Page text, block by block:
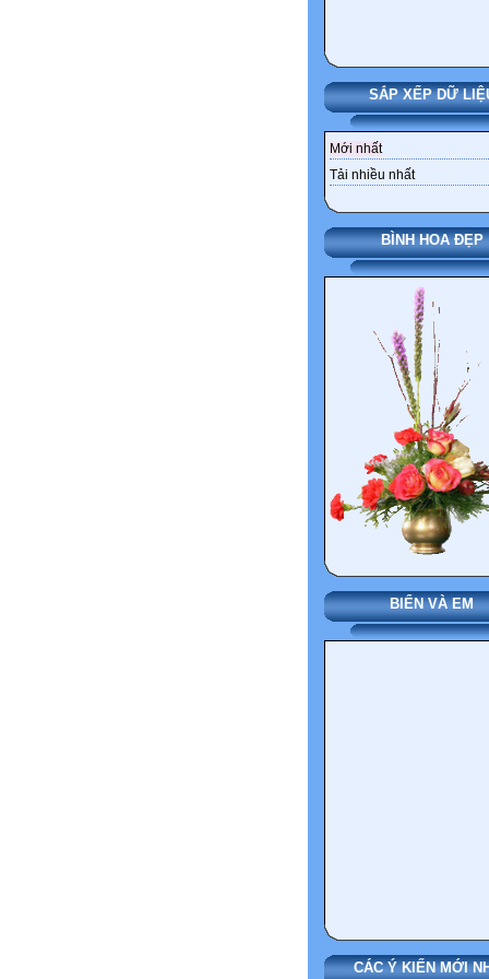
SẮP XẾP DỮ
Mới nhất
Tải nhiều nhất
BÌNH HOA ĐẸP
BIỂN VÀ EM
CÁC Ý KIẾN MỚI